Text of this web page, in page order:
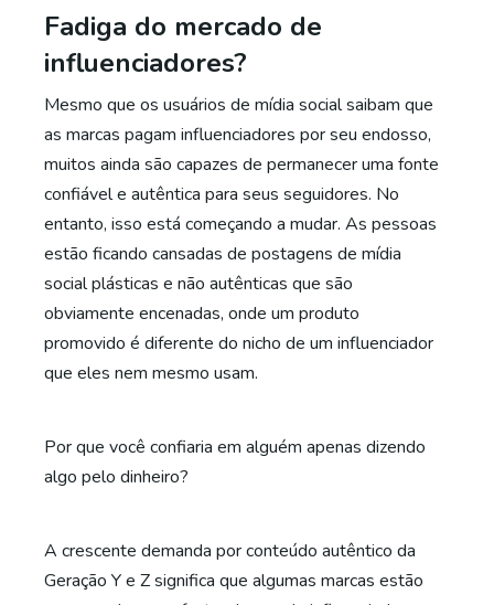
Fadiga do mercado de
influenciadores?
Mesmo que os usuários de mídia social saibam que
as marcas pagam influenciadores por seu endosso,
muitos ainda são capazes de permanecer uma fonte
confiável e autêntica para seus seguidores. No
entanto, isso está começando a mudar. As pessoas
estão ficando cansadas de postagens de mídia
social plásticas e não autênticas que são
obviamente encenadas, onde um produto
promovido é diferente do nicho de um influenciador
que eles nem mesmo usam.
Por que você confiaria em alguém apenas dizendo
algo pelo dinheiro?
A crescente demanda por conteúdo autêntico da
Geração Y e Z significa que algumas marcas estão